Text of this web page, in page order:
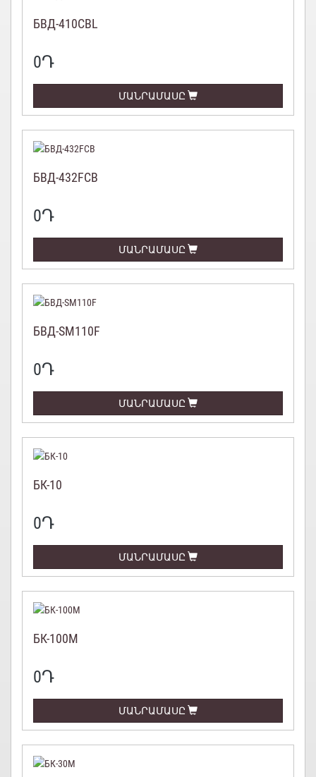
БВД-410CBL
0Դ
ՄԱՆՐԱՄԱՍԸ
БВД-432FCB
0Դ
ՄԱՆՐԱՄԱՍԸ
БВД-SM110F
0Դ
ՄԱՆՐԱՄԱՍԸ
БК-10
0Դ
ՄԱՆՐԱՄԱՍԸ
БК-100М
0Դ
ՄԱՆՐԱՄԱՍԸ